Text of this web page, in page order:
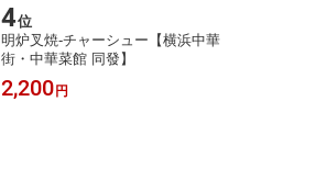
4位
明炉叉焼-チャーシュー【横浜中華
街・中華菜館 同發】
2,200円